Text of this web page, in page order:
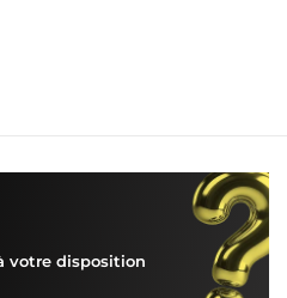
votre disposition